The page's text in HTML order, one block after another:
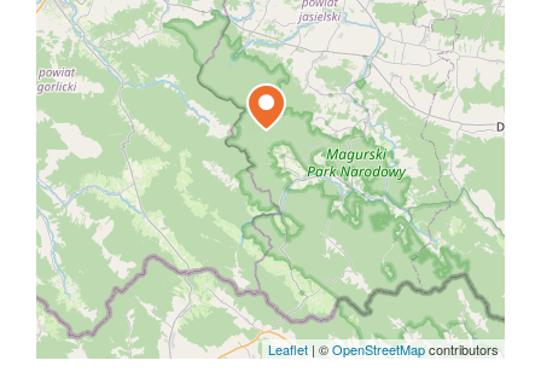
Leaflet | ©OpenStreetMapcontributors